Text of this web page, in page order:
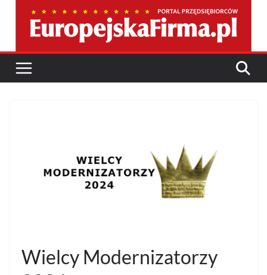
Wielcy Modernizatorzy